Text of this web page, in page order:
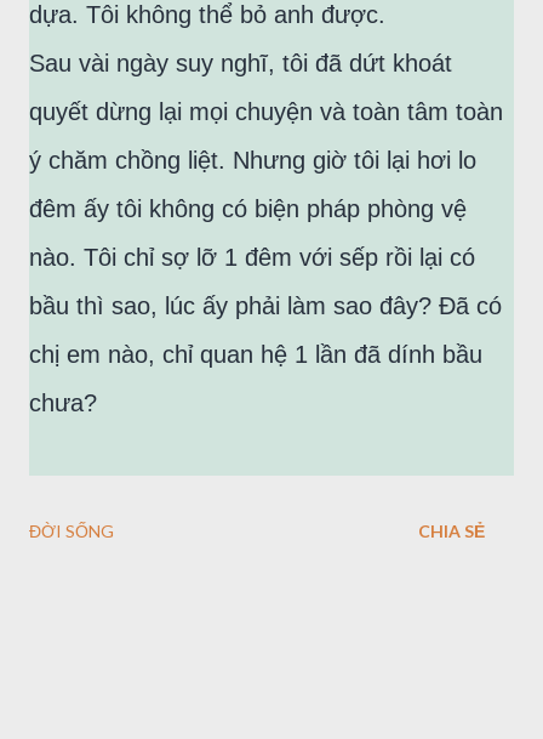
dựa. Tôi không thể bỏ anh được.
Sau vài ngày suy nghĩ, tôi đã dứt khoát
quyết dừng lại mọi chuyện và toàn tâm toàn
ý chăm chồng liệt. Nhưng giờ tôi lại hơi lo
đêm ấy tôi không có biện pháp phòng vệ
nào. Tôi chỉ sợ lỡ 1 đêm với sếp rồi lại có
bầu thì sao, lúc ấy phải làm sao đây? Đã có
chị em nào, chỉ quan hệ 1 lần đã dính bầu
chưa?
ĐỜI SỐNG CHIA SẺ